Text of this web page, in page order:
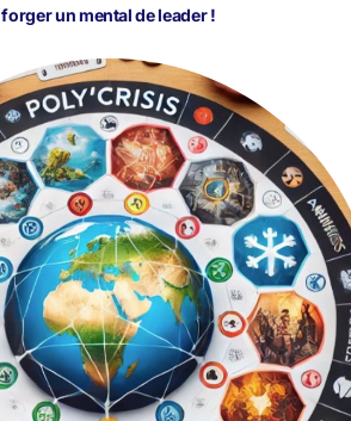
forger un mental de leader !